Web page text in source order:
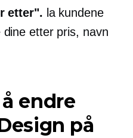
etter". la kundene
etter pris, navn
endre
på